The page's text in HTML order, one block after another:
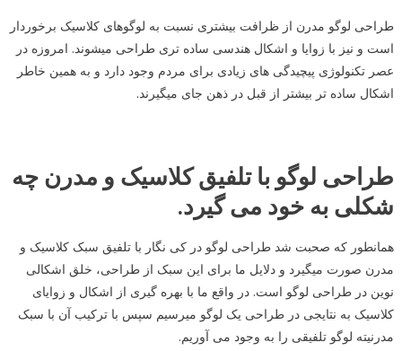
طراحی لوگو مدرن از ظرافت بیشتری نسبت به لوگوهای کلاسیک برخوردار
است و نیز با زوایا و اشکال هندسی ساده تری طراحی میشوند. امروزه در
عصر تکنولوژی پیچیدگی های زیادی برای مردم وجود دارد و به همین خاطر
اشکال ساده تر بیشتر از قبل در ذهن جای میگیرند.
طراحی لوگو با تلفیق کلاسیک و مدرن چه
شکلی به خود می گیرد.
همانطور که صحبت شد طراحی لوگو در کی نگار با تلفیق سبک کلاسیک و
مدرن صورت میگیرد و دلایل ما برای این سبک از طراحی، خلق اشکالی
نوین در طراحی لوگو است. در واقع ما با بهره گیری از اشکال و زوایای
کلاسیک به نتایجی در طراحی یک لوگو میرسیم سپس با ترکیب آن با سبک
مدرنیته لوگو تلفیقی را به وجود می آوریم.